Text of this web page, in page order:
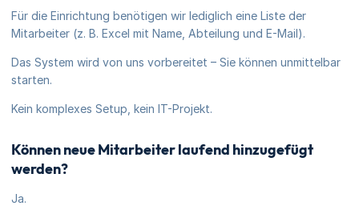
Für die Einrichtung benötigen wir lediglich eine Liste der
Mitarbeiter (z. B. Excel mit Name, Abteilung und E-Mail).
Das System wird von uns vorbereitet – Sie können unmittelbar
starten.
Kein komplexes Setup, kein IT-Projekt.
Können neue Mitarbeiter laufend hinzugefügt
werden?
Ja.